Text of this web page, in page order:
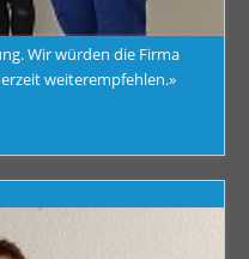
Wir würden die Firma
weiterempfehlen.»